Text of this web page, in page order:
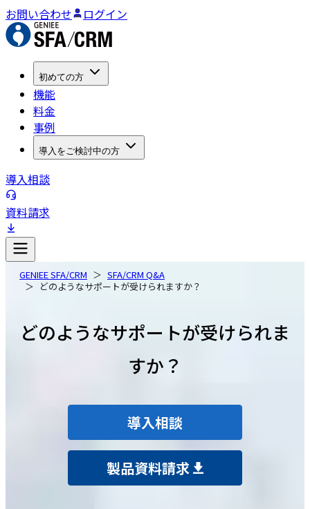
お問い合わせ ログイン
初めての方
機能
料金
事例
導入をご検討中の方
導入相談
資料請求
GENIEE SFA/CRM
SFA/CRM Q&A
どのようなサポートが受けられますか？
どのようなサポートが受けられま
すか？
導入相談
製品資料請求